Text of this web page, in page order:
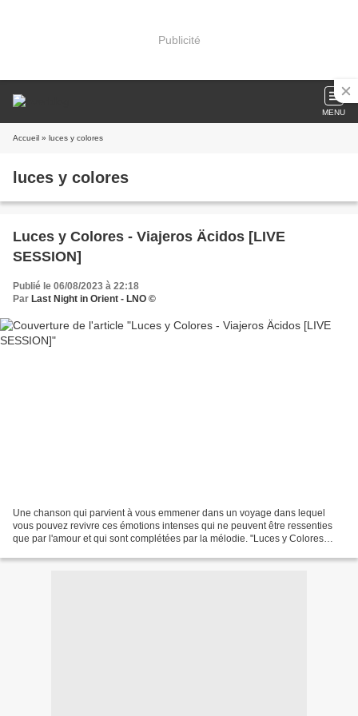
Publicité
MENU
Accueil » luces y colores
luces y colores
Luces y Colores - Viajeros Äcidos [LIVE
SESSION]
Publié le 06/08/2023 à 22:18
Par Last Night in Orient - LNO ©
Une chanson qui parvient à vous emmener dans un voyage dans lequel
vous pouvez revivre ces émotions intenses qui ne peuvent être ressenties
que par l'amour et qui sont complétées par la mélodie. "Luces y Colores